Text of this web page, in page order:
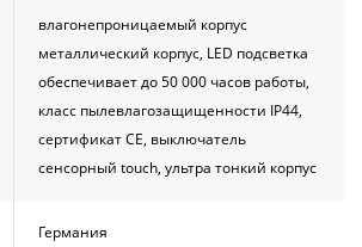
влагонепроницаемый корпус
металлический корпус, LED подсветка
обеспечивает до 50 000 часов работы,
класс пылевлагозащищенности IP44,
сертификат CE, выключатель
сенсорный touch, ультра тонкий корпус
Германия